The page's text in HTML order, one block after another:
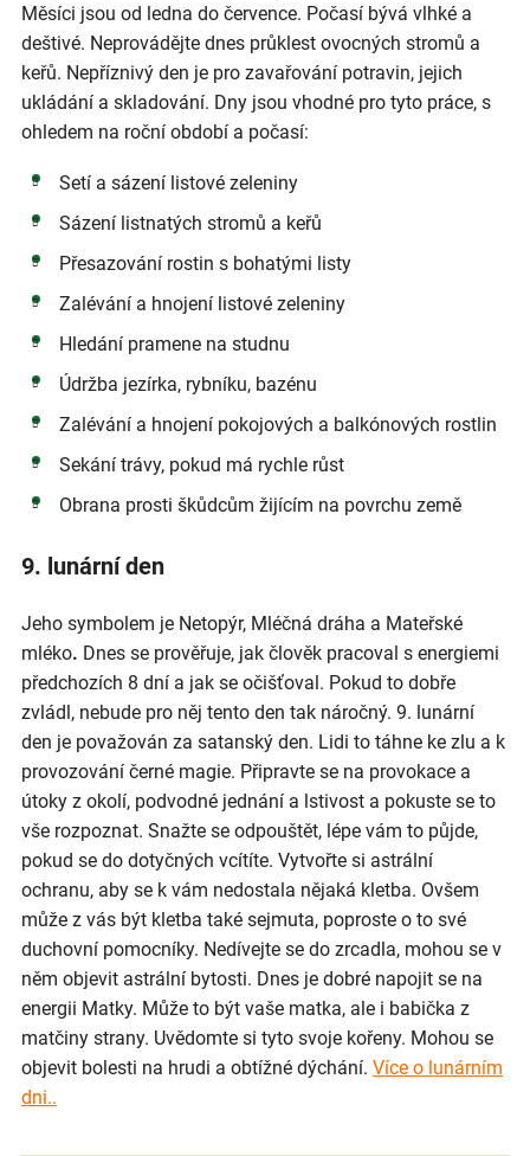
Měsíci jsou od ledna do července. Počasí bývá vlhké a
deštivé. Neprovádějte dnes průklest ovocných stromů a
keřů. Nepříznivý den je pro zavařování potravin, jejich
ukládání a skladování. Dny jsou vhodné pro tyto práce, s
ohledem na roční období a počasí:
Setí a sázení listové zeleniny
Sázení listnatých stromů a keřů
Přesazování rostin s bohatými listy
Zalévání a hnojení listové zeleniny
Hledání pramene na studnu
Údržba jezírka, rybníku, bazénu
Zalévání a hnojení pokojových a balkónových rostlin
Sekání trávy, pokud má rychle růst
Obrana prosti škůdcům žijícím na povrchu země
9. lunární den
Jeho symbolem je Netopýr, Mléčná dráha a Mateřské
mléko. Dnes se prověřuje, jak člověk pracoval s energiemi
předchozích 8 dní a jak se očišťoval. Pokud to dobře
zvládl, nebude pro něj tento den tak náročný. 9. lunární
den je považován za satanský den. Lidi to táhne ke zlu a k
provozování černé magie. Připravte se na provokace a
útoky z okolí, podvodné jednání a lstivost a pokuste se to
vše rozpoznat. Snažte se odpouštět, lépe vám to půjde,
pokud se do dotyčných vcítíte. Vytvořte si astrální
ochranu, aby se k vám nedostala nějaká kletba. Ovšem
může z vás být kletba také sejmuta, poproste o to své
duchovní pomocníky. Nedívejte se do zrcadla, mohou se v
něm objevit astrální bytosti. Dnes je dobré napojit se na
energii Matky. Může to být vaše matka, ale i babička z
matčiny strany. Uvědomte si tyto svoje kořeny. Mohou se
objevit bolesti na hrudi a obtížné dýchání. Více o lunárním
dni..